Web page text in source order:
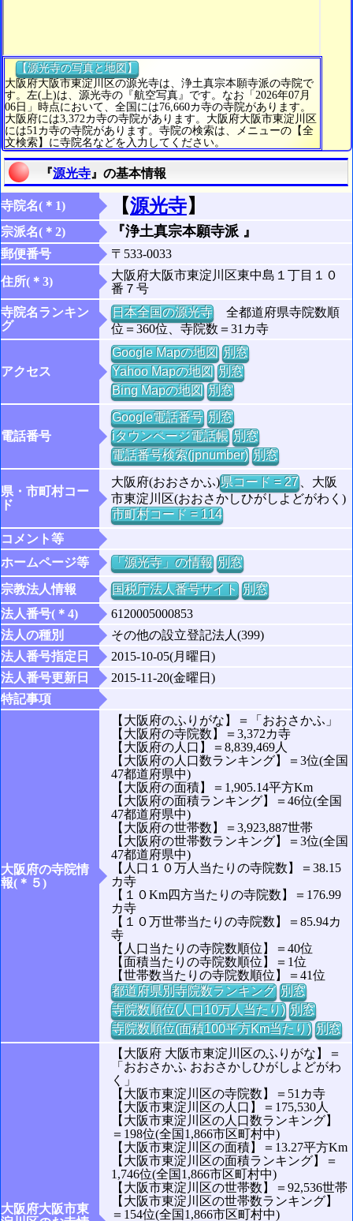
【源光寺の写真と地図】
大阪府大阪市東淀川区の源光寺は、浄土真宗本願寺派の寺院で
す。左(上)は、源光寺の『航空写真』です。なお「2026年07月
06日」時点において、全国には76,660カ寺の寺院があります。
大阪府には3,372カ寺の寺院があります。大阪府大阪市東淀川区
には51カ寺の寺院があります。寺院の検索は、メニューの【全
文検索】に寺院名などを入力してください。
『源光寺 』の基本情報
寺院名(＊1) 【源光寺】
宗派名(＊2) 『浄土真宗本願寺派 』
郵便番号 〒533-0033
住所(＊3)
大阪府大阪市東淀川区東中島１丁目１０
番７号
寺院名ランキン
グ
日本全国の源光寺全都道府県寺院数順
位＝360位、寺院数＝31カ寺
アクセス
Google Mapの地図 別窓
Yahoo Mapの地図 別窓
Bing Mapの地図 別窓
電話番号
Google電話番号 別窓
iタウンページ電話帳 別窓
電話番号検索(jpnumber) 別窓
県・市町村コー
ド
大阪府(おおさかふ)県コード = 27、大阪
市東淀川区(おおさかしひがしよどがわく)
市町村コード = 114
コメント等
ホームページ等
「源光寺」の情報 別窓
宗教法人情報
国税庁法人番号サイト 別窓
法人番号(＊4)
6120005000853
法人の種別
その他の設立登記法人(399)
法人番号指定日
2015-10-05(月曜日)
法人番号更新日
2015-11-20(金曜日)
特記事項
大阪府の寺院情
報(＊５)
【大阪府のふりがな】＝「おおさかふ」
【大阪府の寺院数】＝3,372カ寺
【大阪府の人口】＝8,839,469人
【大阪府の人口数ランキング】＝3位(全国
47都道府県中)
【大阪府の面積】＝1,905.14平方Km
【大阪府の面積ランキング】＝46位(全国
47都道府県中)
【大阪府の世帯数】＝3,923,887世帯
【大阪府の世帯数ランキング】＝3位(全国
47都道府県中)
【人口１０万人当たりの寺院数】＝38.15
カ寺
【１０Km四方当たりの寺院数】＝176.99
カ寺
【１０万世帯当たりの寺院数】＝85.94カ
寺
【人口当たりの寺院数順位】＝40位
【面積当たりの寺院数順位】＝1位
【世帯数当たりの寺院数順位】＝41位
都道府県別寺院数ランキング 別窓
寺院数順位(人口10万人当たり) 別窓
寺院数順位(面積100平方Km当たり) 別窓
大阪府大阪市東
【大阪府 大阪市東淀川区のふりがな】＝
「おおさかふ おおさかしひがしよどがわ
く」
【大阪市東淀川区の寺院数】＝51カ寺
【大阪市東淀川区の人口】＝175,530人
【大阪市東淀川区の人口数ランキング】
＝198位(全国1,866市区町村中)
【大阪市東淀川区の面積】＝13.27平方Km
【大阪市東淀川区の面積ランキング】＝
1,746位(全国1,866市区町村中)
【大阪市東淀川区の世帯数】＝92,536世帯
【大阪市東淀川区の世帯数ランキング】
＝154位(全国1,866市区町村中)